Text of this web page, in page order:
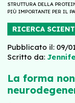
STRUTTURA DELLA
PIÙ IMPORTANTE PER IL
RICERCA
Pubblicato il: 09/
Scritto da:
La forma